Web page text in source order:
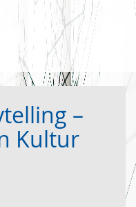
–
Kultur